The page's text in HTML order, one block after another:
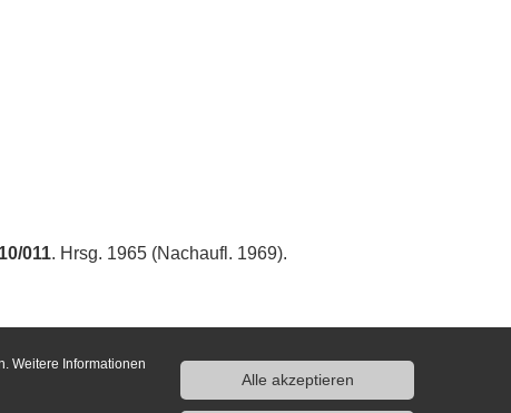
011. Hrsg. 1965 (Nachaufl. 1969).
Weitere Informationen
Alle akzeptieren